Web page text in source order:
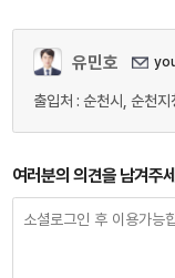
유민호
출입처 : 순천시, 순천
여러분의 의견을 남겨주